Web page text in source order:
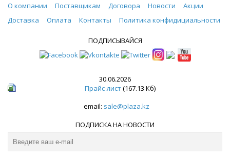
О компании Поставщикам Договора Новости
Акции
Доставка
Оплата Контакты Политика конфидициальности
ПОДПИСЫВАЙСЯ
30.06.2026
Прайс-лист(167.13 Кб)
email: sale@plaza.kz
ПОДПИСКА НА НОВОСТИ